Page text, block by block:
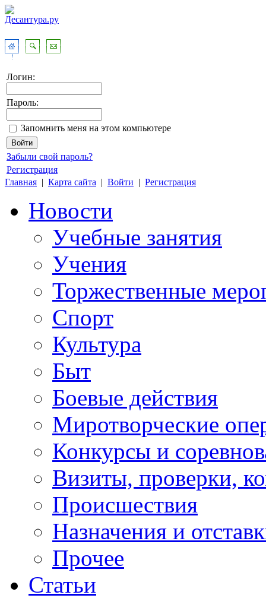
Логин:
Пароль:
Запомнить меня на этом компьютере
Забыли свой пароль?
Регистрация
Главная | Карта сайта | Войти | Регистрация
Новости
Учебные занятия
Учения
Торжественные
Спорт
Культура
Быт
Боевые действия
Миротворческие
Конкурсы и
Визиты, проверки,
Происшествия
Назначения и
Прочее
Статьи